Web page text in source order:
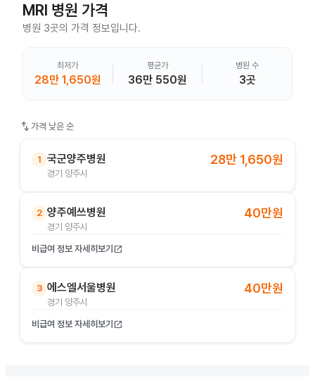
MRI 병원 가격
병원 3곳의 가격 정보입니다.
최저가
28만 1,650원
평균가
36만 550원
병원 수
3곳
swap_vert 가격 낮은 순
1 국군양주병원
경기 양주시
28만 1,650원
2 양주예쓰병원
경기 양주시
40만원
비급여 정보 자세히보기 open_in_new
3 에스엘서울병원
경기 양주시
40만원
비급여 정보 자세히보기 open_in_new